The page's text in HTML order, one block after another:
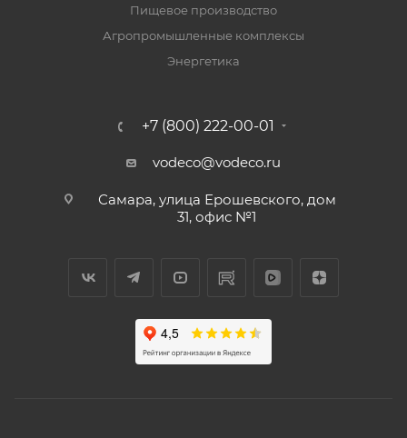
Пищевое производство
Агропромышленные комплексы
Энергетика
+7 (800) 222-00-01
vodeco@vodeco.ru
Самара, улица Ерошевского, дом
31, офис №1